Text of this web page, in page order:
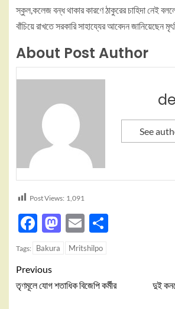
স্কুল,কলেজ বন্ধ থাকার কারণে ঠাকুরের চাহিদা নেই
বাঁচিয়ে রাখতে সরকারি সাহায্যের আবেদন জানিয়েছেন
About Post Author
See
Post Views: 1,091
Facebook
Mastodon
Email
Tags: Bakura Mritshilpo
Previous
তৃণমূলে যোগ শতাধিক বিজেপি কর্মীর
দুই